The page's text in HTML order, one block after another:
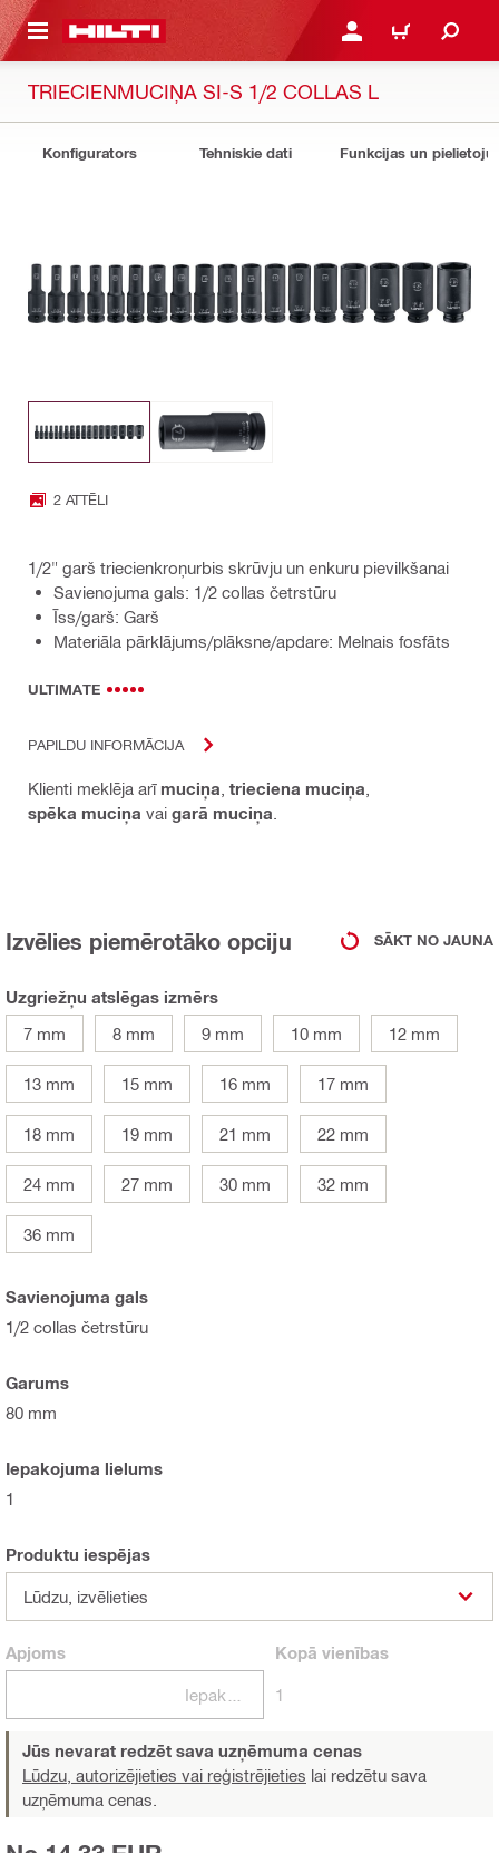
SATURU PIESLĒGTIES VAI
IEPIRKŠANĀS
TRIECIENMUCIŅA SI-S 1/2 COLLAS L
Konfigurators Tehniskie dati Funkcijas un
2 ATTĒLI
1/2" garš triecienkroņurbis skrūvju un enkuru pievilkšanai
Savienojuma gals: 1/2 collas četrstūru
Īss/garš: Garš
Materiāla pārklājums/plāksne/apdare: Melnais fosfāts
ULTIMATE
PAPILDU INFORMĀCIJA
Klienti meklēja arī muciņa trieciena muciņa
spēka muciņa vai garā muciņa
Izvēlies piemērotāko opciju SĀKT NO JAUNA
Uzgriežņu atslēgas izmērs
7 mm
8 mm 9 mm 10 mm 12 mm
13 mm 15 mm 16 mm 17 mm
18 mm 19 mm 21 mm 22 mm
24 mm 27 mm 30 mm 32 mm
36 mm
Savienojuma gals
1/2 collas četrstūru
Garums
80 mm
Iepakojuma lielums
1
Produktu iespējas
Lūdzu, izvēlieties
Apjoms Kopā vienības
1
Jūs nevarat redzēt sava uzņēmuma cenas
Lūdzu, autorizējieties vai reģistrējieties lai redzētu sava
uzņēmuma cenas.